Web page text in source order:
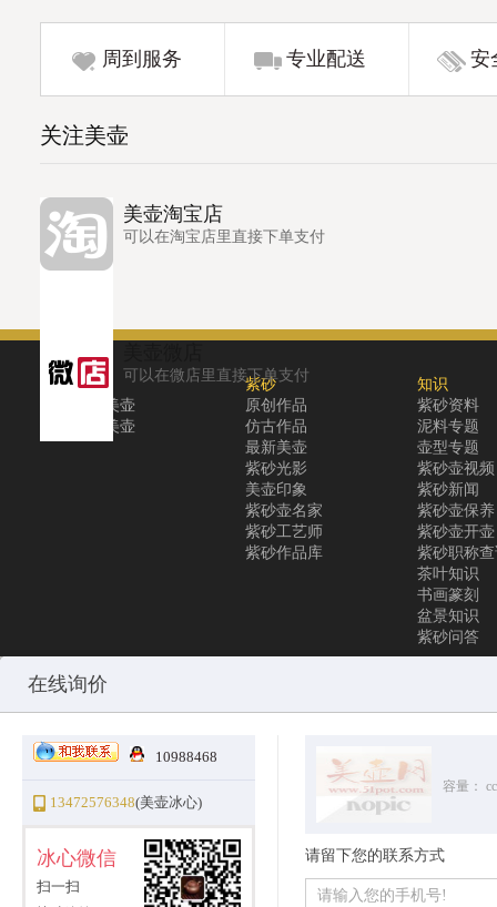
周到服务 专业配送 安
关注美壶
美壶淘宝店
可以在淘宝店里直接下单支付
可以在微店里直接下单支付
关于
关于美壶
联系美壶
紫砂
原创作品
仿古作品
最新美壶
紫砂光影
美壶印象
紫砂壶名家
紫砂工艺师
紫砂作品库
知识
紫砂资料
泥料专题
壶型专题
紫砂壶视频
紫砂新闻
紫砂壶保养
紫砂壶开壶
紫砂职称
茶叶知识
书画篆刻
盆景知识
紫砂问答
Copyright © 2010-2025 All Rights Reserved
在线询价
10988468
13472576348(美壶冰心)
冰心微信
扫一扫
容量： cc
请留下您的联系方式